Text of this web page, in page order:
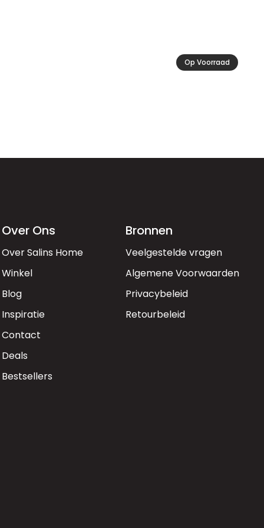
Op Voorraad
Over Ons
Over Salins Home
Winkel
Blog
Inspiratie
Contact
Deals
Bestsellers
Bronnen
Veelgestelde vragen
Algemene Voorwaarden
Privacybeleid
Retourbeleid